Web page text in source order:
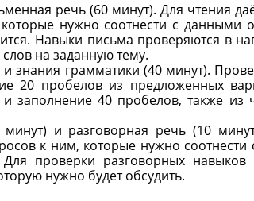
речь (60 минут). Для чтения
нужно соотнести с данными
Навыки письма проверяются в
на заданную тему.
и знания грамматики (40 минут).
20 пробелов из предложенных
и заполнение 40 пробелов, также из
и разговорная речь (10
к ним, которые нужно соотнести
проверки разговорных навыков
нужно будет обсудить.